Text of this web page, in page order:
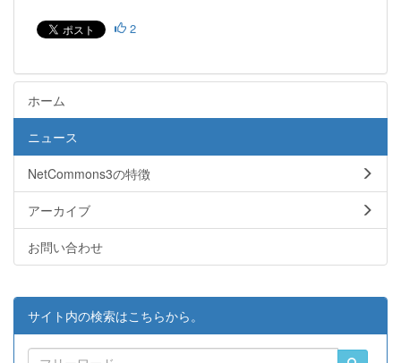
2
ホーム
ニュース
NetCommons3の特徴
アーカイブ
お問い合わせ
サイト内の検索はこちらから。